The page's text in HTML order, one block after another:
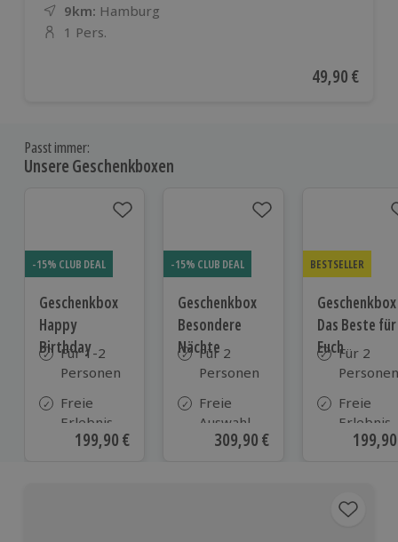
9km: Entfernung
Standort
Hamburg
Anzahl der Teilnehmer
1 Pers.
Aktueller
49,90 €
Passt immer:
Unsere Geschenkboxen
-15% CLUB DEAL
Geschenkbox
Happy
Birthday
Für 1-2
Personen
Freie
Erlebnis-
Auswahl
Aktueller Preis
199,90 €
-15% CLUB DEAL
Geschenkbox
Besondere
Nächte
Für 2
Personen
Freie
Auswahl
aus ca. 290
Aktueller Preis
309,90 €
BESTSELLER
Geschenkbox
Das Beste für
EuchFür 2
Personen
Freie
Erlebnis-
Auswahl